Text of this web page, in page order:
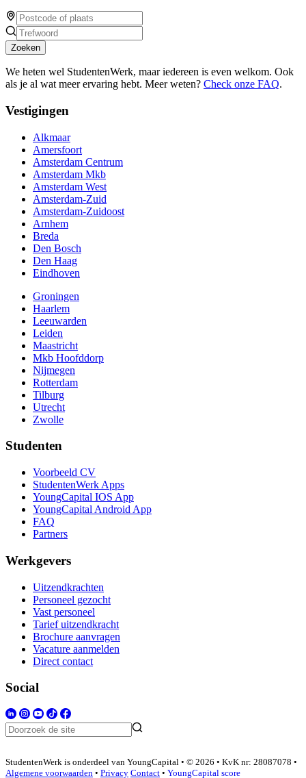
Zoeken
We heten wel StudentenWerk, maar iedereen is even welkom. Ook
als je al wat meer ervaring hebt. Meer weten? Check onze FAQ.
Vestigingen
Alkmaar
Amersfoort
Amsterdam Centrum
Amsterdam Mkb
Amsterdam West
Amsterdam-Zuid
Amsterdam-Zuidoost
Arnhem
Breda
Den Bosch
Den Haag
Eindhoven
Groningen
Haarlem
Leeuwarden
Leiden
Maastricht
Mkb Hoofddorp
Nijmegen
Rotterdam
Tilburg
Utrecht
Zwolle
Studenten
Voorbeeld CV
StudentenWerk Apps
YoungCapital IOS App
YoungCapital Android App
FAQ
Partners
Werkgevers
Uitzendkrachten
Personeel gezocht
Vast personeel
Tarief uitzendkracht
Brochure aanvragen
Vacature aanmelden
Direct contact
Social
StudentenWerk is onderdeel van YoungCapital • © 2026 • KvK nr: 28087078 •
Algemene voorwaarden • Privacy Contact • YoungCapital score